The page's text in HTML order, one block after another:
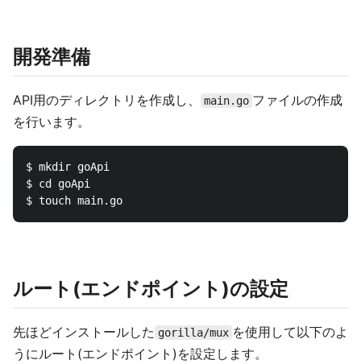
開発準備
API用のディレクトリを作成し、 main.go ファイルの作成
を行います。
$ mkdir goApi
$ cd goApi
ルート(エンドポイント)の設定
先ほどインストールした gorilla/mux を使用して以下のよ
うにルート(エンドポイント)を設定します。